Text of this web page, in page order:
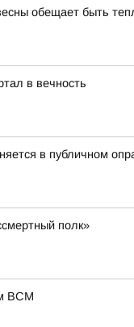
обещает быть
в вечность
в публичном
полк»
ВСМ